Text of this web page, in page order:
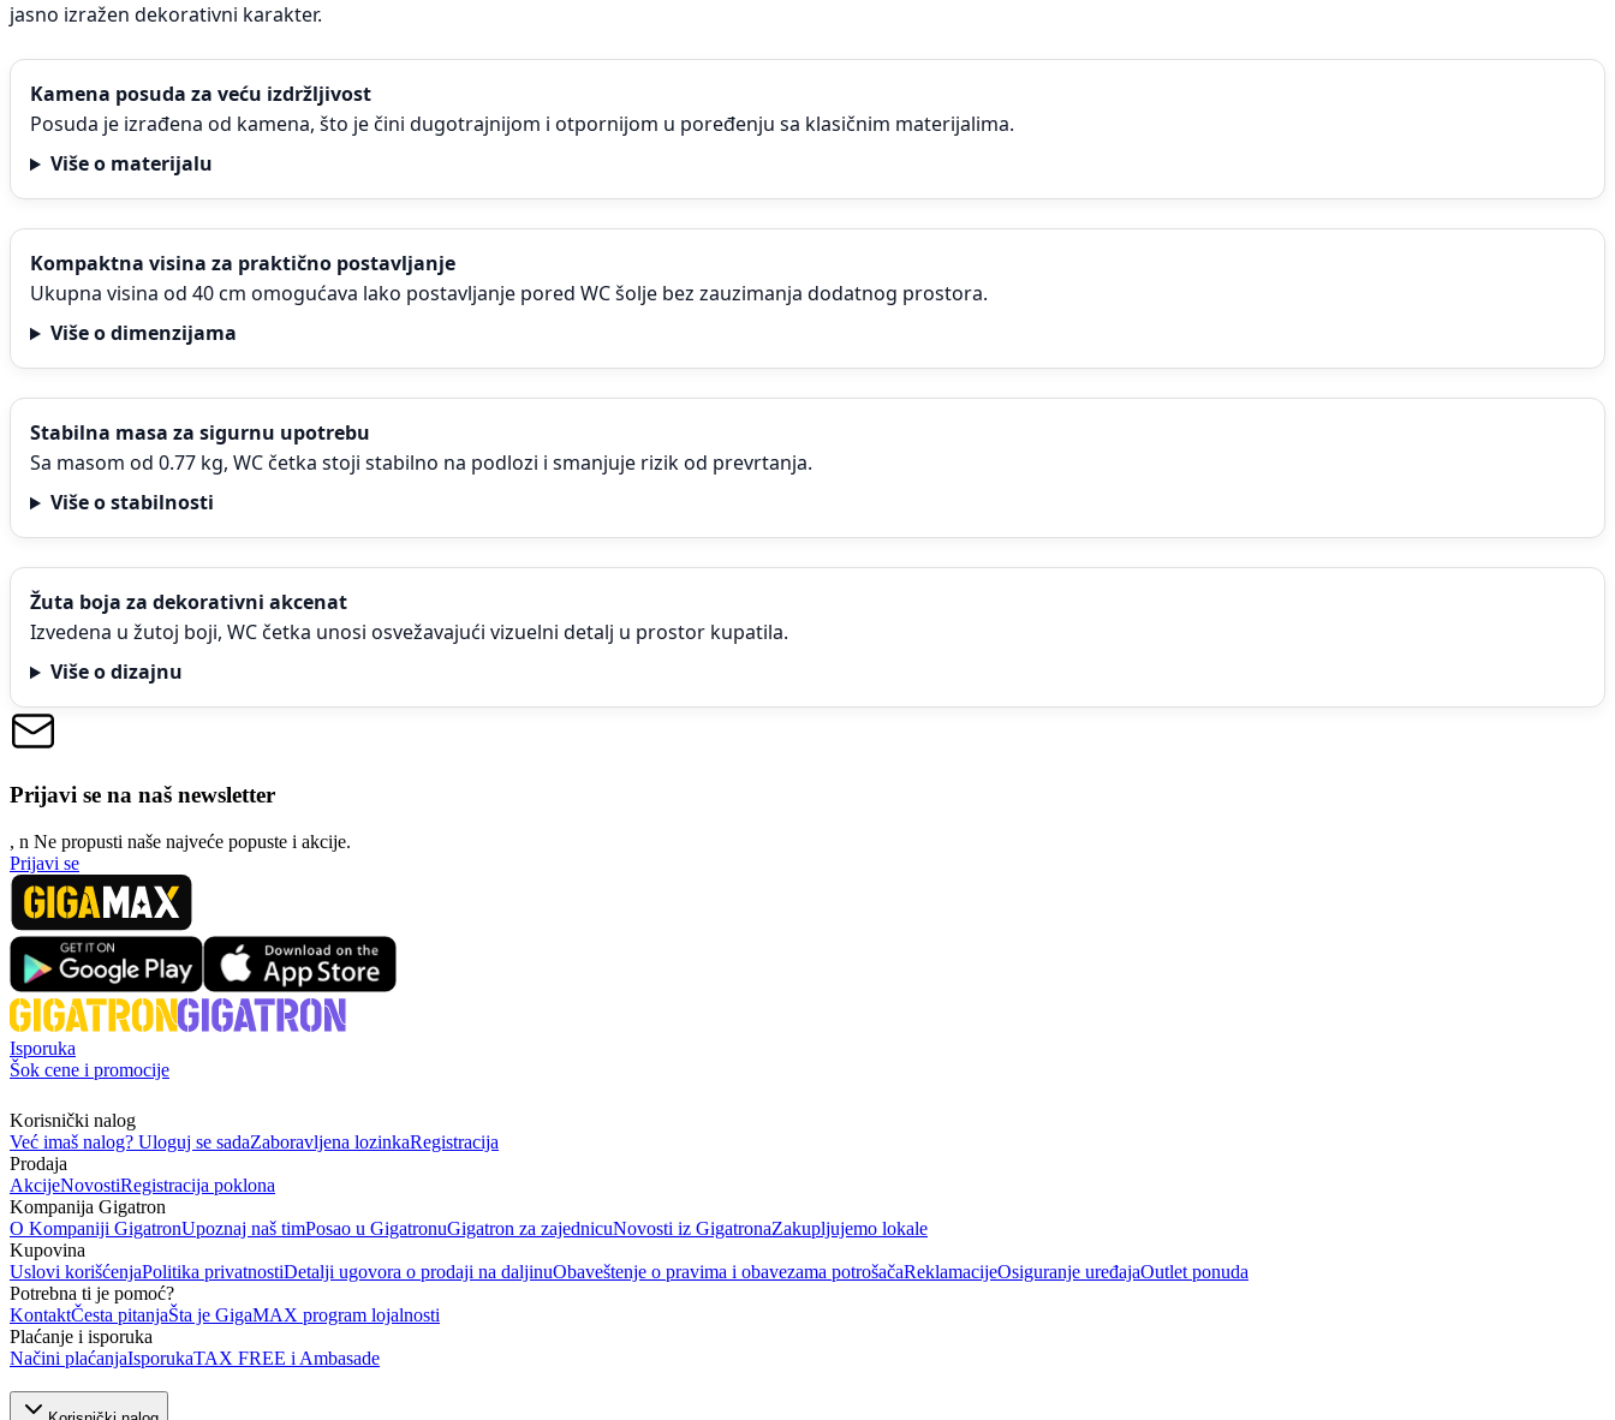
jasno izražen dekorativni karakter.
Kamenа posuda za veću izdržljivost
Posuda je izrađena od kamena, što je čini dugotrajnijom i otpornijom u poređenju sa klasičnim materijalima.
Više o materijalu
Kompaktna visina za praktično postavljanje
Ukupna visina od 40 cm omogućava lako postavljanje pored WC šolje bez zauzimanja dodatnog prostora.
Više o dimenzijama
Stabilna masa za sigurnu upotrebu
Sa masom od 0.77 kg, WC četka stoji stabilno na podlozi i smanjuje rizik od prevrtanja.
Više o stabilnosti
Žuta boja za dekorativni akcenat
Izvedena u žutoj boji, WC četka unosi osvežavajući vizuelni detalj u prostor kupatila.
Više o dizajnu
Prijavi se na naš newsletter
, n Ne propusti naše najveće popuste i akcije.
Prijavi se
Isporuka
Šok cene i promocije
Korisnički nalog
Već imaš nalog? Uloguj se sadaZaboravljena lozinkaRegistracija
Prodaja
AkcijeNovostiRegistracija poklona
Kompanija Gigatron
O Kompaniji GigatronUpoznaj naš timPosao u GigatronuGigatron za zajednicuNovosti iz GigatronaZakupljujemo lokale
Kupovina
Uslovi korišćenjaPolitika privatnostiDetalji ugovora o prodaji na daljinuObaveštenje o pravima i obavezama potrošačaReklamacijeOsiguranje uređajaOutlet ponuda
Potrebna ti je pomoć?
KontaktČesta pitanjaŠta je GigaMAX program lojalnosti
Plaćanje i isporuka
Načini plaćanjaIsporukaTAX FREE i Ambasade